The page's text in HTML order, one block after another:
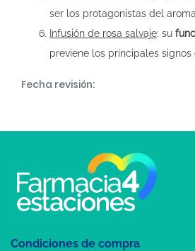
ser los protagonistas del
Infusión de rosa salvaje: su
previene los principales
Fecha revisión:
Condiciones de compra